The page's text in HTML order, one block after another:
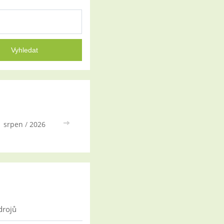
srpen / 2026 >>